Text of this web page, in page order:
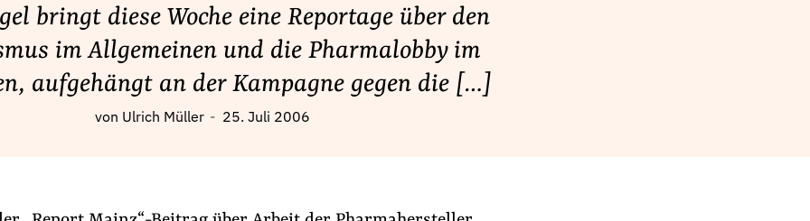
bringt diese Woche eine Reportage über den
im Allgemeinen und die Pharmalobby im
aufgehängt an der Kampagne gegen die […]
von Ulrich Müller 25. Juli 2006